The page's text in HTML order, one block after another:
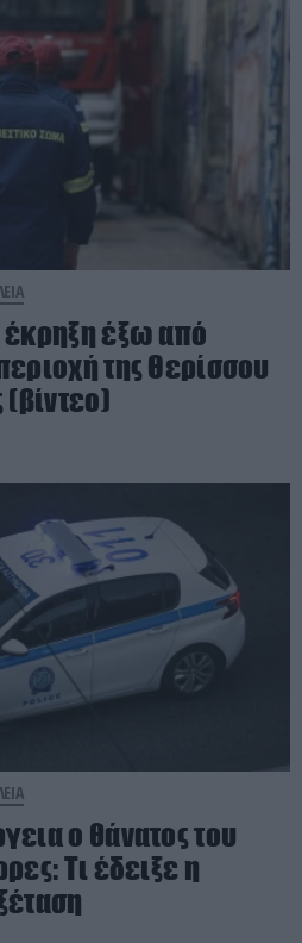
έκρηξη έξω από
της Θερίσσου
(βίντεο)
ο θάνατος του
Τι έδειξε η